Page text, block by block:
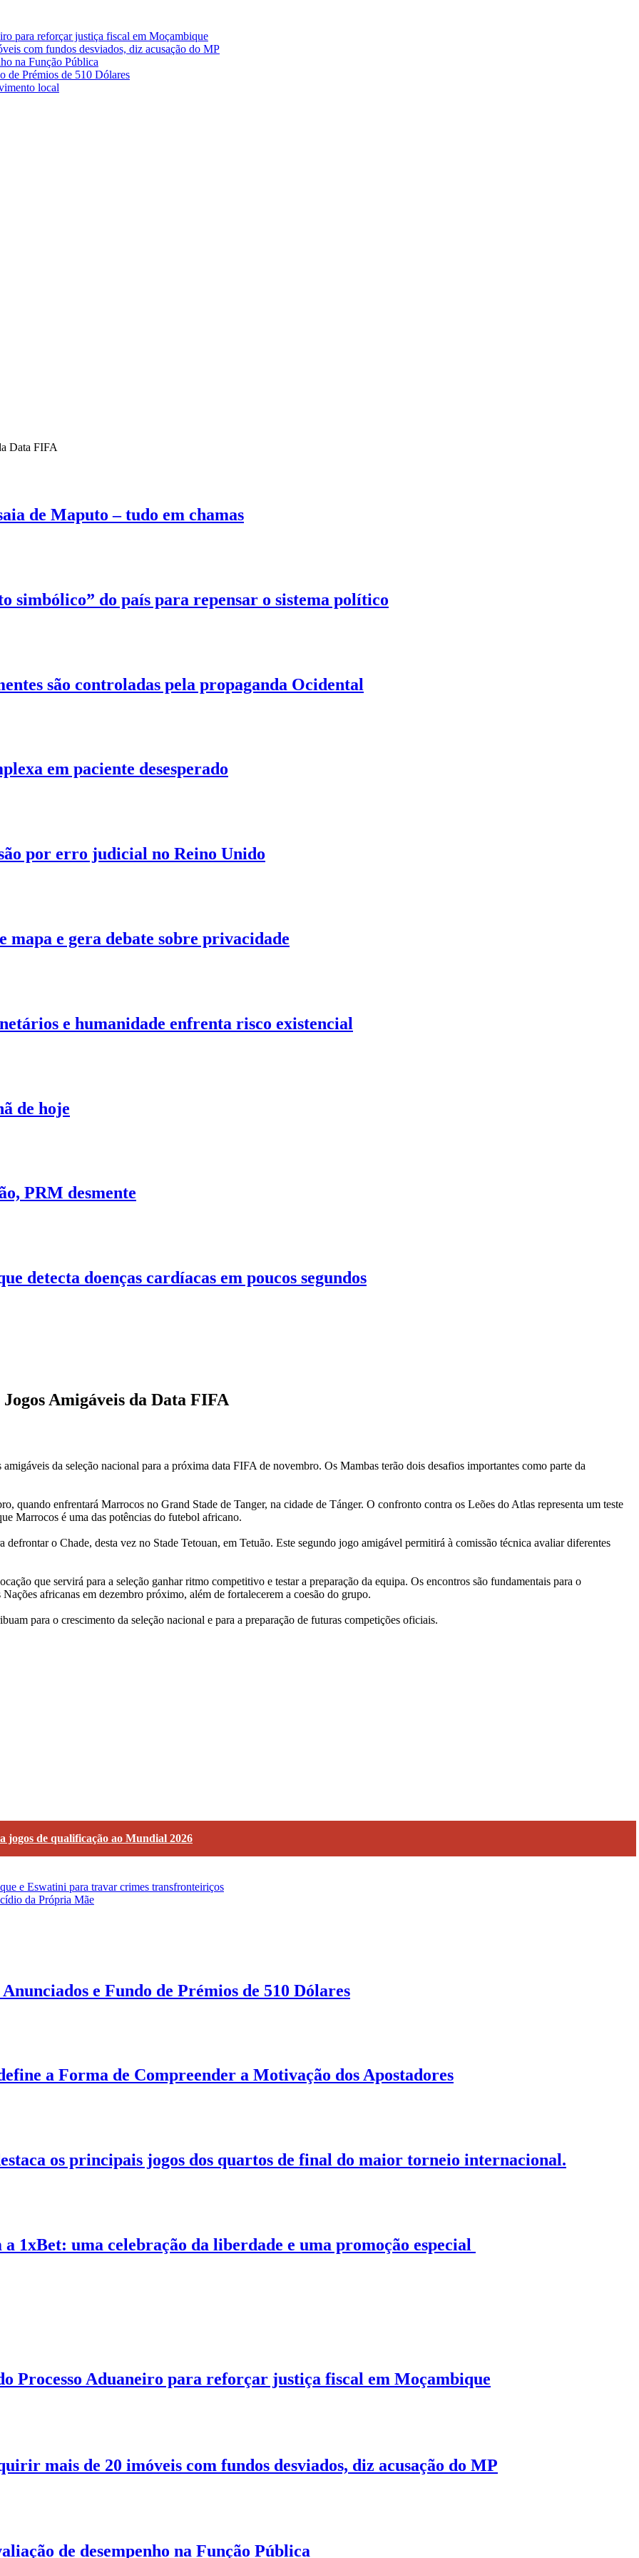
para reforçar justiça fiscal em Moçambique
com fundos desviados, diz acusação do MP
na Função Pública
de Prémios de 510 Dólares
local
Data FIFA
de Maputo – tudo em chamas
simbólico” do país para repensar o sistema político
são controladas pela propaganda Ocidental
em paciente desesperado
por erro judicial no Reino Unido
e gera debate sobre privacidade
e humanidade enfrenta risco existencial
de hoje
PRM desmente
detecta doenças cardíacas em poucos segundos
Amigáveis da Data FIFA
da seleção nacional para a próxima data FIFA de novembro. Os Mambas terão dois desafios importantes como parte da
quando enfrentará Marrocos no Grand Stade de Tanger, na cidade de Tánger. O confronto contra os Leões do Atlas representa um teste
Marrocos é uma das potências do futebol africano.
o Chade, desta vez no Stade Tetouan, em Tetuão. Este segundo jogo amigável permitirá à comissão técnica avaliar diferentes
que servirá para a seleção ganhar ritmo competitivo e testar a preparação da equipa. Os encontros são fundamentais para o
africanas em dezembro próximo, além de fortalecerem a coesão do grupo.
para o crescimento da seleção nacional e para a preparação de futuras competições oficiais.
de qualificação ao Mundial 2026
e Eswatini para travar crimes transfronteiriços
da Própria Mãe
e Fundo de Prémios de 510 Dólares
a Forma de Compreender a Motivação dos Apostadores
os principais jogos dos quartos de final do maior torneio internacional.
1xBet: uma celebração da liberdade e uma promoção especial
Processo Aduaneiro para reforçar justiça fiscal em Moçambique
mais de 20 imóveis com fundos desviados, diz acusação do MP
de desempenho na Função Pública